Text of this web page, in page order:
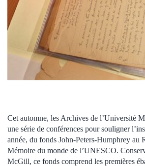
Cet automne, les Archives de l’Université
une série de conférences pour souligner
année, du fonds John-Peters-Humphrey au
Mémoire du monde de l’UNESCO.
McGill, ce fonds comprend les premières